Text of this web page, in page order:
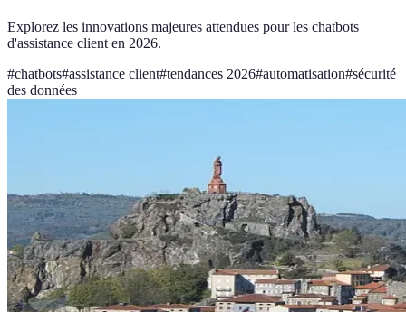
Explorez les innovations majeures attendues pour les chatbots
d'assistance client en 2026.
#chatbots#assistance client#tendances 2026#automatisation#sécurité
des données